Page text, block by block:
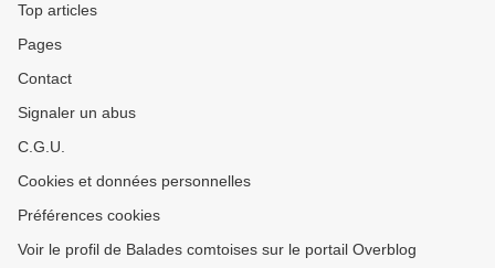
Top articles
Pages
Contact
Signaler un abus
C.G.U.
Cookies et données personnelles
Préférences cookies
Voir le profil de Balades comtoises sur le portail Overblog